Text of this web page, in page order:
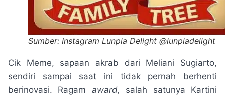
Sumber: Instagram Lunpia Delight @lunpiadelight
Cik Meme, sapaan akrab dari Meliani Sugiarto,
sendiri sampai saat ini tidak pernah berhenti
berinovasi. Ragam award, salah satunya Kartini